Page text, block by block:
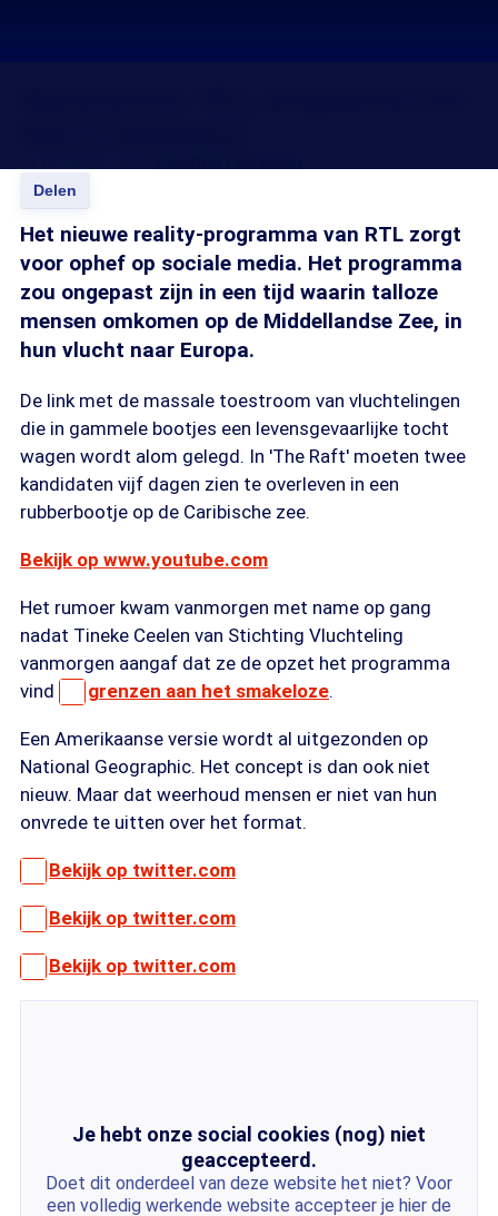
Delen
Het nieuwe reality-programma van RTL zorgt
voor ophef op sociale media. Het programma
zou ongepast zijn in een tijd waarin talloze
mensen omkomen op de Middellandse Zee, in
hun vlucht naar Europa.
De link met de massale toestroom van vluchtelingen
die in gammele bootjes een levensgevaarlijke tocht
wagen wordt alom gelegd. In 'The Raft' moeten twee
kandidaten vijf dagen zien te overleven in een
rubberbootje op de Caribische zee.
Bekijk op www.youtube.com
Het rumoer kwam vanmorgen met name op gang
nadat Tineke Ceelen van Stichting Vluchteling
vanmorgen aangaf dat ze de opzet het programma
vind
grenzen aan het smakeloze.
Een Amerikaanse versie wordt al uitgezonden op
National Geographic. Het concept is dan ook niet
nieuw. Maar dat weerhoud mensen er niet van hun
onvrede te uitten over het format.
Bekijk op twitter.com
Bekijk op twitter.com
Bekijk op twitter.com
Je hebt onze social cookies (nog) niet
geaccepteerd.
Doet dit onderdeel van deze website het niet? Voor
een volledig werkende website accepteer je hier de